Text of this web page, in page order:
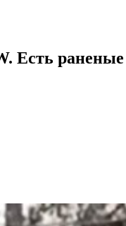
Есть раненые